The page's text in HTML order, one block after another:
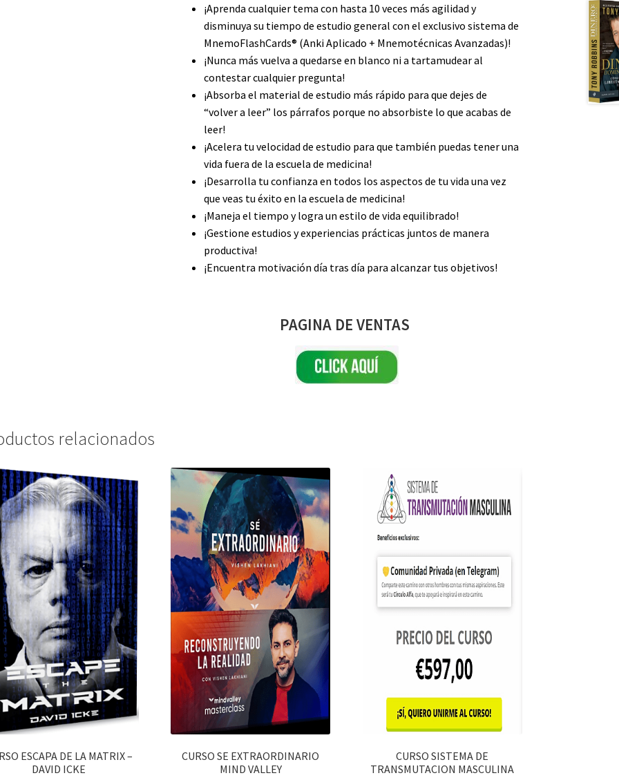
¡Aprenda cualquier tema con hasta 10 veces más agilidad y
disminuya su tiempo de estudio general con el exclusivo sistema de
MnemoFlashCards® (Anki Aplicado + Mnemotécnicas Avanzadas)!
¡Nunca más vuelva a quedarse en blanco ni a tartamudear al
contestar cualquier pregunta!
¡Absorba el material de estudio más rápido para que dejes de
“volver a leer” los párrafos porque no absorbiste lo que acabas de
leer!
¡Acelera tu velocidad de estudio para que también puedas tener una
vida fuera de la escuela de medicina!
¡Desarrolla tu confianza en todos los aspectos de tu vida una vez
que veas tu éxito en la escuela de medicina!
¡Maneja el tiempo y logra un estilo de vida equilibrado!
¡Gestione estudios y experiencias prácticas juntos de manera
productiva!
¡Encuentra motivación día tras día para alcanzar tus objetivos!
PAGINA DE VENTAS
relacionados
ESCAPA DE LA MATRIX –
DAVID ICKE
CURSO SE EXTRAORDINARIO
MIND VALLEY
CURSO SISTEMA DE
TRANSMUTACION MASCULINA